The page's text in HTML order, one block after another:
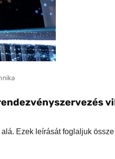
Ezek leírását foglaljuk